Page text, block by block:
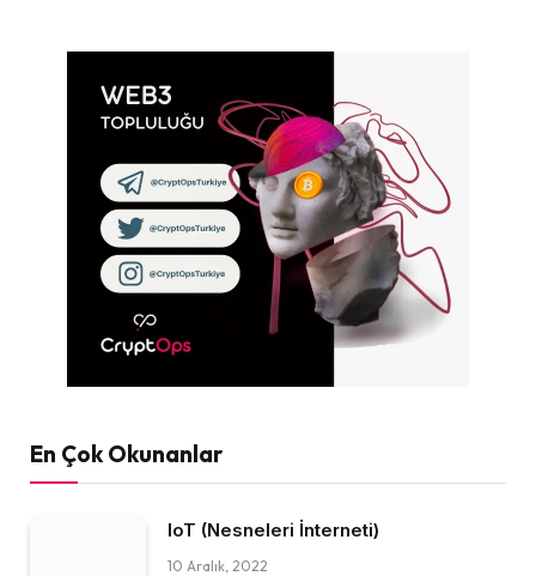
En Çok Okunanlar
IoT (Nesneleri İnterneti)
10 Aralık, 2022